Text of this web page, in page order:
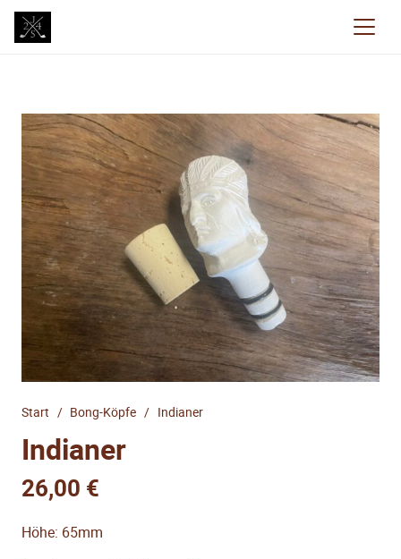
Start / Bong-Köpfe / Indianer
Indianer
26,00 €
Höhe: 65mm